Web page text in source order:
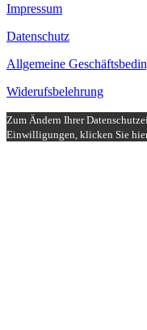
Impressum
Datenschutz
Allgemeine
Widerufsbelehrung
Zum Ändern Ihrer
Einwilligungen, klicken Sie